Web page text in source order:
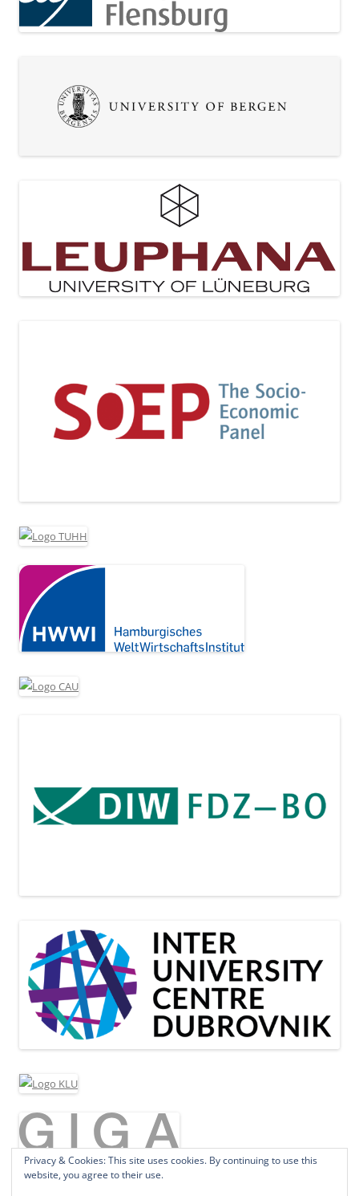
Privacy & Cookies: This site uses cookies. By continuing to use this
website, you agree to their use.